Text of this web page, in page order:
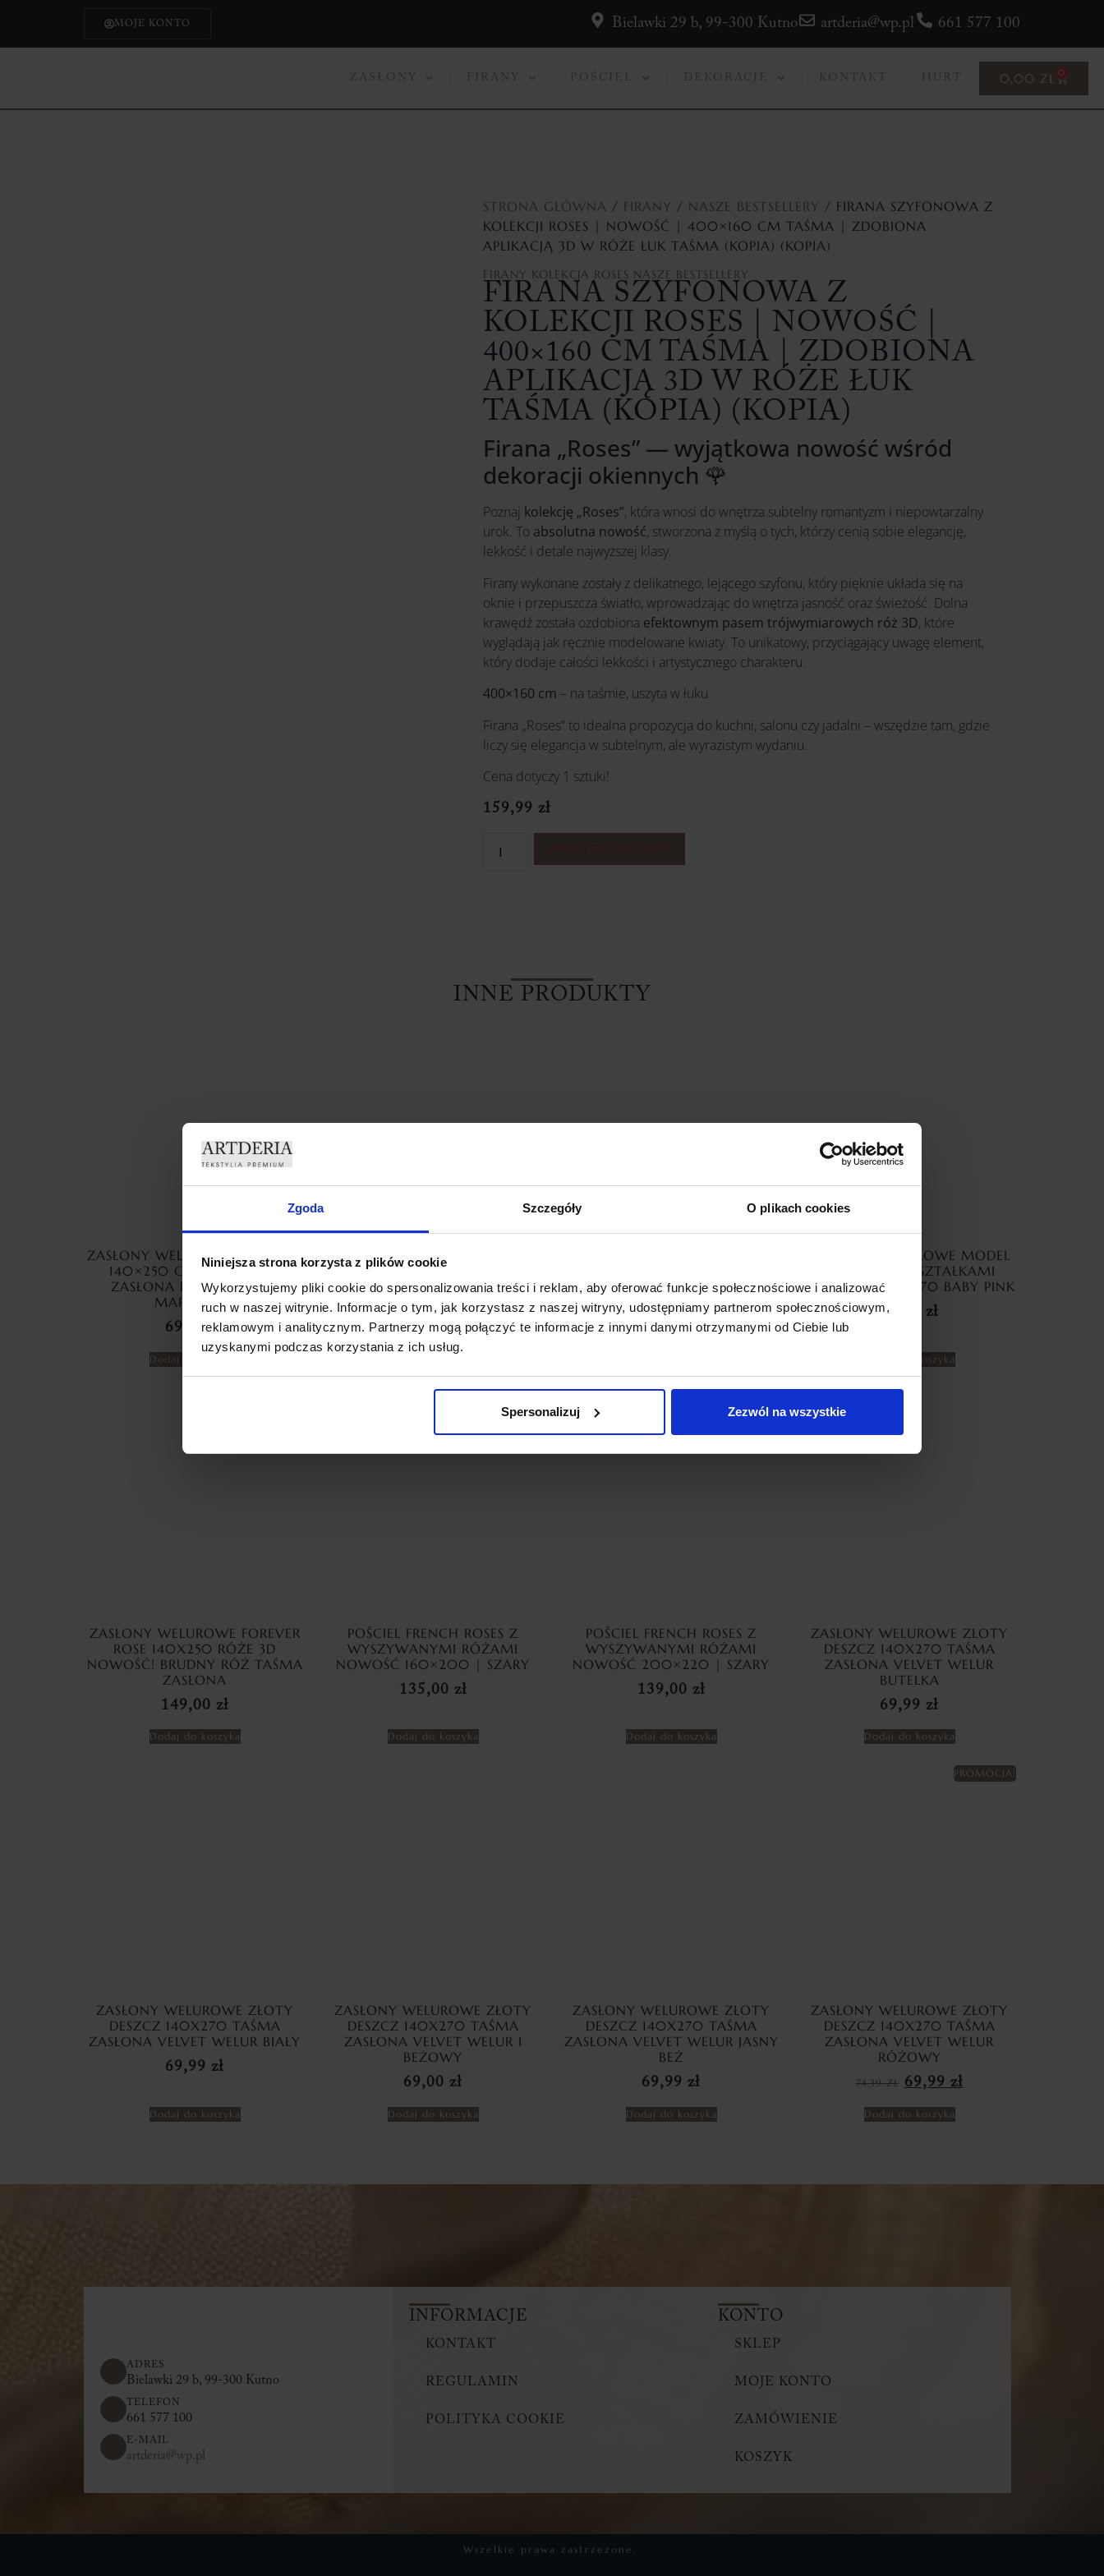
Zgoda Szczegóły O plikach cookies
Niniejsza strona korzysta z plików cookie
Wykorzystujemy pliki cookie do spersonalizowania treści i reklam, aby oferować funkcje społecznościowe i analizować
ruch w naszej witrynie. Informacje o tym, jak korzystasz z naszej witryny, udostępniamy partnerom społecznościowym,
reklamowym i analitycznym. Partnerzy mogą połączyć te informacje z innymi danymi otrzymanymi od Ciebie lub
uzyskanymi podczas korzystania z ich usług.
Spersonalizuj Zezwól na wszystkie
MOJE KONTO Bielawki 29 b, 99-300 Kutno artderia@wp.pl 661 577 100
ZASŁONY FIRANY POŚCIEL DEKORACJE KONTAKT HURT 0,00 ZŁ 0
STRONA GŁÓWNA / FIRANY / NASZE BESTSELLERY / FIRANA SZYFONOWA Z
KOLEKCJI ROSES | NOWOŚĆ | 400×160 CM TAŚMA | ZDOBIONA
APLIKACJĄ 3D W RÓŻE ŁUK TAŚMA (KOPIA) (KOPIA)
FIRANY KOLEKCJA ROSES NASZE BESTSELLERY
FIRANA SZYFONOWA Z
KOLEKCJI ROSES | NOWOŚĆ |
400×160 CM TAŚMA | ZDOBIONA
APLIKACJĄ 3D W RÓŻE ŁUK
TAŚMA (KOPIA) (KOPIA)
Firana „Roses” — wyjątkowa nowość wśród
dekoracji okiennych 🌹
Poznaj kolekcję „Roses”, która wnosi do wnętrza subtelny romantyzm i niepowtarzalny
urok. To absolutna nowość, stworzona z myślą o tych, którzy cenią sobie elegancję,
lekkość i detale najwyższej klasy.
Firany wykonane zostały z delikatnego, lejącego szyfonu, który pięknie układa się na
oknie i przepuszcza światło, wprowadzając do wnętrza jasność oraz świeżość. Dolna
krawędź została ozdobiona efektownym pasem trójwymiarowych róż 3D, które
wyglądają jak ręcznie modelowane kwiaty. To unikatowy, przyciągający uwagę element,
który dodaje całości lekkości i artystycznego charakteru.
400×160 cm – na taśmie, uszyta w łuku
Firana „Roses” to idealna propozycja do kuchni, salonu czy jadalni – wszędzie tam, gdzie
liczy się elegancja w subtelnym, ale wyrazistym wydaniu.
Cena dotyczy 1 sztuki!
159,99 zł
INNE PRODUKTY
ZASŁONY WELUROWE MARMUR
140×250 CM PRZELOTKA
ZASŁONA DEKORACYJNA
MARMUREK
69,99zł
Dodaj do koszyka
ZASŁONY WELUROWE MODEL
METOR Z KRYSZTAŁKAMI
CYRKONIE 140×250 CZARNY
ZASŁONA CRYSTAL
69,99zł
ZASŁONY DEKORACYJNE
69,99zł
ZASŁONY WELUROWE MODEL
METOR Z KRYSZTAŁKAMI
CYRKONIE 140×270 BABY PINK
69,99 zł
Dodaj do koszyka
ZASŁONY WELUROWE FOREVER
ROSE 140X250 RÓŻE 3D
NOWOŚĆ! BRUDNY RÓŻ TAŚMA
ZASŁONA
149,00 zł
Dodaj do koszyka
POŚCIEL FRENCH ROSES Z
WYSZYWANYMI RÓŻAMI
NOWOŚĆ 160×200 | SZARY
135,00 zł
Dodaj do koszyka
POŚCIEL FRENCH ROSES Z
WYSZYWANYMI RÓŻAMI
NOWOŚĆ 200×220 | SZARY
139,00 zł
Dodaj do koszyka
ZASŁONY WELUROWE ZŁOTY
DESZCZ 140X270 TAŚMA
ZASŁONA VELVET WELUR
BUTELKA
69,99 zł
Dodaj do koszyka
ZASŁONY WELUROWE ZŁOTY
DESZCZ 140X270 TAŚMA
ZASŁONA VELVET WELUR BIAŁY
69,99 zł
Dodaj do koszyka
ZASŁONY WELUROWE ZŁOTY
DESZCZ 140X270 TAŚMA
ZASŁONA VELVET WELUR I
BEŻOWY
69,00 zł
Dodaj do koszyka
ZASŁONY WELUROWE ZŁOTY
DESZCZ 140X270 TAŚMA
ZASŁONA VELVET WELUR JASNY
BEŻ
69,99 zł
Dodaj do koszyka
PROMOCJA!
ZASŁONY WELUROWE ZŁOTY
DESZCZ 140X270 TAŚMA
ZASŁONA VELVET WELUR
RÓŻOWY
74,39ZŁ 69,99 zł
Dodaj do koszyka
ADRES
Bielawki 29 b, 99-300 Kutno
TELEFON
661 577 100
E-MAIL
artderia@wp.pl
INFORMACJE
KONTAKT
REGULAMIN
POLITYKA COOKIE
KONTO
SKLEP
MOJE KONTO
ZAMÓWIENIE
KOSZYK
Wszelkie prawa zastrzeżone.